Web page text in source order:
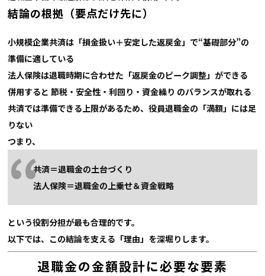
結論の根拠（要点だけ先に）
小規模企業共済は「損金扱い＋安定した返戻金」で“基礎部分”の
準備に適している
法人保険は退職時期に合わせた「返戻金のピーク調整」ができる
併用すると節税・安全性・利回り・資金繰り のバランスが取れる
共済では準備できる上限があるため、役員退職金の「満額」には足
りない
つまり、
共済＝退職金の土台づくり
法人保険＝退職金の上乗せ＆資金戦略
という役割分担が最も合理的です。
以下では、この結論を支える「理由」を深堀りします。
退職金の金額設計に必要な要素